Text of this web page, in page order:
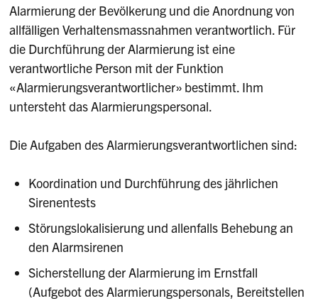
Alarmierung der Bevölkerung und die Anordnung von
allfälligen Verhaltensmassnahmen verantwortlich. Für
die Durchführung der Alarmierung ist eine
verantwortliche Person mit der Funktion
«Alarmierungsverantwortlicher» bestimmt. Ihm
untersteht das Alarmierungspersonal.
Die Aufgaben des Alarmierungsverantwortlichen sind:
Koordination und Durchführung des jährlichen
Sirenentests
Störungslokalisierung und allenfalls Behebung an
den Alarmsirenen
Sicherstellung der Alarmierung im Ernstfall
(Aufgebot des Alarmierungspersonals, Bereitstellen